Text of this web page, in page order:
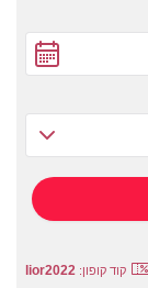
קוד קופון: lior2022